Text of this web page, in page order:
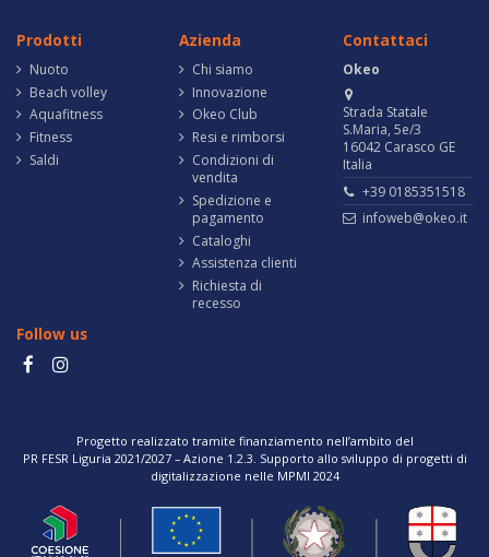
Prodotti
Nuoto
Beach volley
Aquafitness
Fitness
Saldi
Azienda
Chi siamo
Innovazione
Okeo Club
Resi e rimborsi
Condizioni di
vendita
Spedizione e
pagamento
Cataloghi
Assistenza clienti
Richiesta di
recesso
Contattaci
Okeo
Strada Statale
S.Maria, 5e/3
16042 Carasco GE
Italia
+39 0185351518
infoweb@okeo.it
Follow us
Progetto realizzato tramite finanziamento nell’ambito del
PR FESR Liguria 2021/2027 – Azione 1.2.3. Supporto allo sviluppo di progetti di
digitalizzazione nelle MPMI 2024